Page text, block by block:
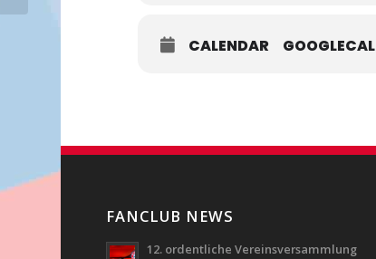
CALENDAR GOOGLECAL
FANCLUB NEWS
12. ordentliche Vereinsversammlung